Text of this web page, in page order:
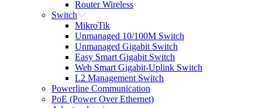
Router Wireless
Switch
MikroTik
Unmanaged 10/100M Switch
Unmanaged Gigabit Switch
Easy Smart Gigabit Switch
Web Smart Gigabit-Uplink Switch
L2 Management Switch
Powerline Communication
PoE (Power Over Ethernet)